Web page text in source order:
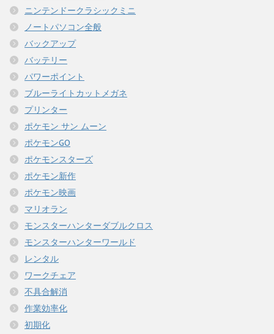
ニンテンドークラシックミニ
ノートパソコン全般
バックアップ
バッテリー
パワーポイント
ブルーライトカットメガネ
プリンター
ポケモン サン ムーン
ポケモンGO
ポケモンスターズ
ポケモン新作
ポケモン映画
マリオラン
モンスターハンターダブルクロス
モンスターハンターワールド
レンタル
ワークチェア
不具合解消
作業効率化
初期化